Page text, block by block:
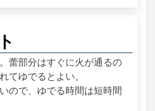
蕾部分はすぐに火が通るの
てゆでるとよい。
ので、ゆでる時間は短時間